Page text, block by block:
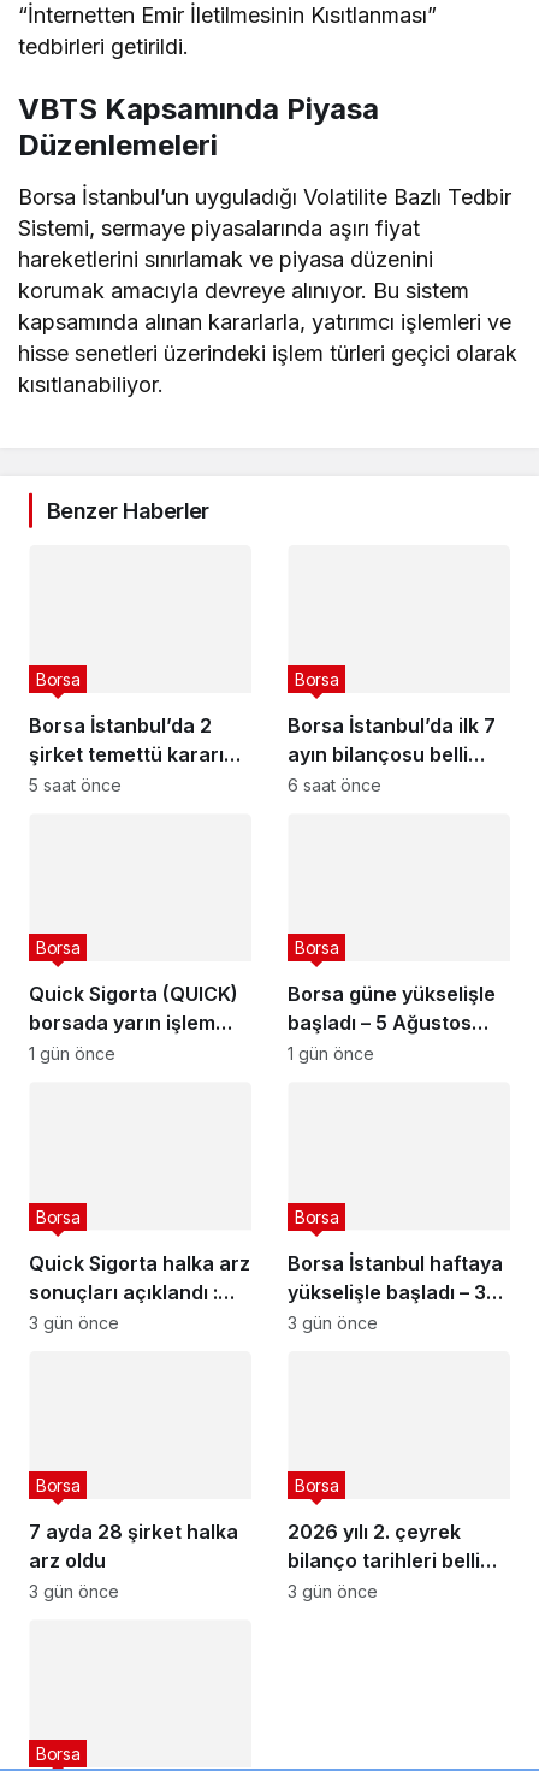
“İnternetten Emir İletilmesinin Kısıtlanması”
tedbirleri getirildi.
VBTS Kapsamında Piyasa
Düzenlemeleri
Borsa İstanbul’un uyguladığı Volatilite Bazlı Tedbir
Sistemi, sermaye piyasalarında aşırı fiyat
hareketlerini sınırlamak ve piyasa düzenini
korumak amacıyla devreye alınıyor. Bu sistem
kapsamında alınan kararlarla, yatırımcı işlemleri ve
hisse senetleri üzerindeki işlem türleri geçici olarak
kısıtlanabiliyor.
Benzer Haberler
Borsa İstanbul’da 2
şirket temettü kararını
açıkladı – 6 Ağustos
Borsa
5 saat önce
Borsa İstanbul’da ilk 7
ayın bilançosu belli
oldu
Borsa
6 saat önce
Quick Sigorta (QUICK)
borsada yarın işlem
görmeye başlayacak
Borsa
1 gün önce
Borsa güne yükselişle
başladı – 5 Ağustos
2026
Borsa
1 gün önce
Quick Sigorta halka arz
sonuçları açıklandı :
Quick Sigorta (QUICK)
Borsa
3 gün önce
Borsa İstanbul haftaya
yükselişle başladı – 3
Ağustos 2026
Borsa
3 gün önce
7 ayda 28 şirket halka
arz oldu
Borsa
3 gün önce
2026 yılı 2. çeyrek
bilanço tarihleri belli
olan şirketler
Borsa
3 gün önce
Borsa